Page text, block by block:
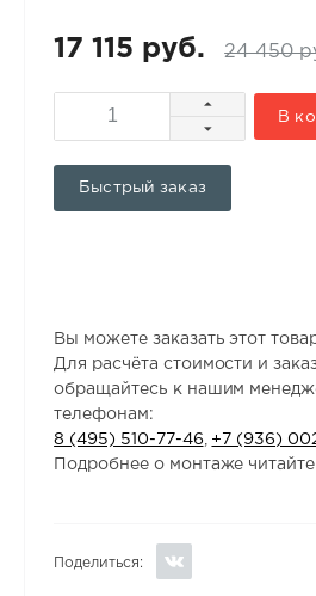
17 115 руб. 24 450
В
Быстрый заказ
Вы можете заказать этот
Для расчёта стоимости и
обращайтесь к нашим
телефонам:
8 (495) 510-77-46
+7 (936)
Подробнее о монтаже
Поделиться: